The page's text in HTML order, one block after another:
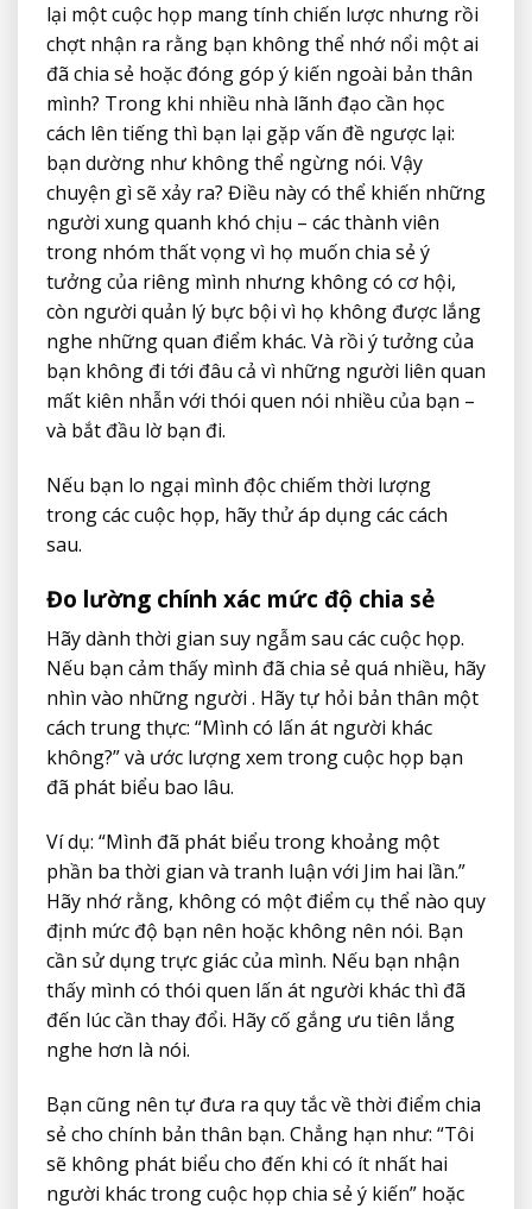
lại một cuộc họp mang tính chiến lược nhưng rồi
chợt nhận ra rằng bạn không thể nhớ nổi một ai
đã chia sẻ hoặc đóng góp ý kiến ngoài bản thân
mình? Trong khi nhiều nhà lãnh đạo cần học
cách lên tiếng thì bạn lại gặp vấn đề ngược lại:
bạn dường như không thể ngừng nói. Vậy
chuyện gì sẽ xảy ra? Điều này có thể khiến những
người xung quanh khó chịu – các thành viên
trong nhóm thất vọng vì họ muốn chia sẻ ý
tưởng của riêng mình nhưng không có cơ hội,
còn người quản lý bực bội vì họ không được lắng
nghe những quan điểm khác. Và rồi ý tưởng của
bạn không đi tới đâu cả vì những người liên quan
mất kiên nhẫn với thói quen nói nhiều của bạn –
và bắt đầu lờ bạn đi.
Nếu bạn lo ngại mình độc chiếm thời lượng
trong các cuộc họp, hãy thử áp dụng các cách
sau.
Đo lường chính xác mức độ chia sẻ
Hãy dành thời gian suy ngẫm sau các cuộc họp.
Nếu bạn cảm thấy mình đã chia sẻ quá nhiều, hãy
nhìn vào những người . Hãy tự hỏi bản thân một
cách trung thực: “Mình có lấn át người khác
không?” và ước lượng xem trong cuộc họp bạn
đã phát biểu bao lâu.
Ví dụ: “Mình đã phát biểu trong khoảng một
phần ba thời gian và tranh luận với Jim hai lần.”
Hãy nhớ rằng, không có một điểm cụ thể nào quy
định mức độ bạn nên hoặc không nên nói. Bạn
cần sử dụng trực giác của mình. Nếu bạn nhận
thấy mình có thói quen lấn át người khác thì đã
đến lúc cần thay đổi. Hãy cố gắng ưu tiên lắng
nghe hơn là nói.
Bạn cũng nên tự đưa ra quy tắc về thời điểm chia
sẻ cho chính bản thân bạn. Chẳng hạn như: “Tôi
sẽ không phát biểu cho đến khi có ít nhất hai
người khác trong cuộc họp chia sẻ ý kiến” hoặc